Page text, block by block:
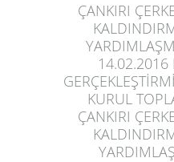
ÇANKIRI
14.02.2016
KURUL
ÇANKIRI